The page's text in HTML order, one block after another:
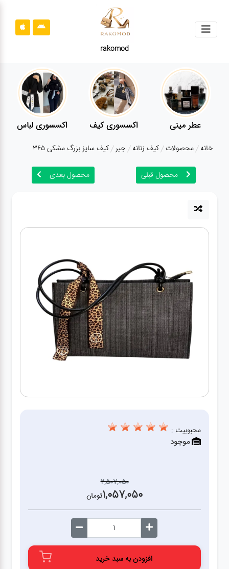
rakomod
محصولات
قوانین
سایت
ارتباط
درباره
محصولات
کیف
کودکانه
عطر
مینی
لباس
عطر مینی اکسسوری کیف اکسسوری لباس
خانه محصولات کیف زنانه جیر کیف سایز بزرگ مشکی 365
محصول قبلی محصول بعدی
محبوبیت :
موجود
2,507,050
1,057,050تومان
افزودن به سبد خرید